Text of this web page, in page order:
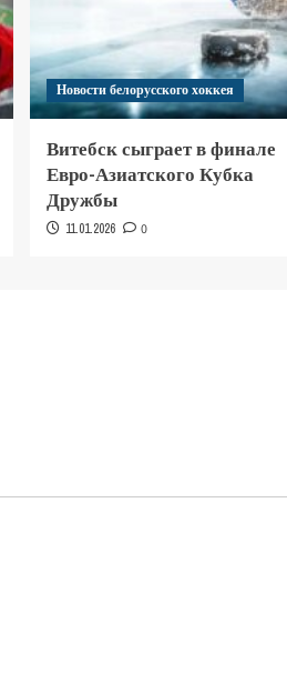
Новости белорусского хоккея
Витебск сыграет в финале
Евро-Азиатского Кубка
Дружбы
11.01.2026 0